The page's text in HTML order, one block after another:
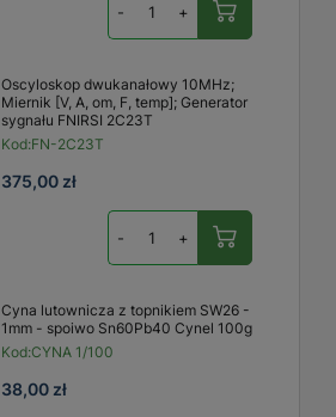
- +
Oscyloskop dwukanałowy 10MHz;
Miernik [V, A, om, F, temp]; Generator
sygnału FNIRSI 2C23T
Kod:FN-2C23T
375,00 zł
- +
Cyna lutownicza z topnikiem SW26 -
1mm - spoiwo Sn60Pb40 Cynel 100g
Kod:CYNA 1/100
38,00 zł